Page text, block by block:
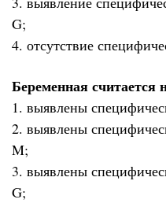
G;
4. отсутствие
Беременная считается
1. выявлены
2. выявлены
M;
3. выявлены
G;